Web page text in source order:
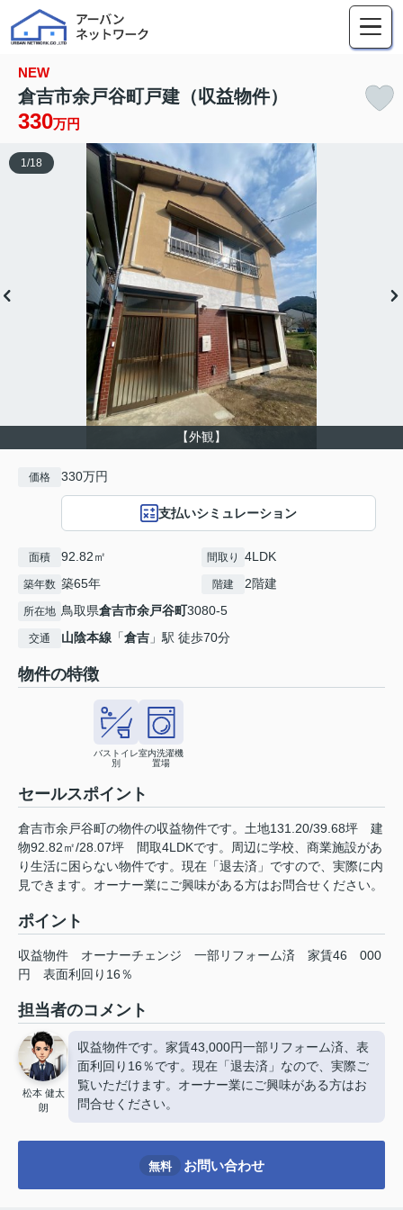
NEW
倉吉市余戸谷町戸建（収益物件）
330万円
【外観】
1 /18
価格 330万円
支払いシミュレーション
面積 92.82㎡ 間取り 4LDK
築年数 築65年 階建 2階建
所在地 鳥取県倉吉市余戸谷町3080-5
交通 山陰本線 「倉吉 」駅 徒歩70分
物件の特徴
バストイレ
別
室内洗濯機
置場
セールスポイント
倉吉市余戸谷町の物件の収益物件です。土地131.20/39.68坪 建
物92.82㎡/28.07坪 間取4LDKです。周辺に学校、商業施設があ
り生活に困らない物件です。現在「退去済」ですので、実際に内
見できます。オーナー業にご興味がある方はお問合せください。
ポイント
収益物件 オーナーチェンジ 一部リフォーム済 家賃46
000
円
表面利回り16％
担当者のコメント
松本 健太
朗
収益物件です。家賃43,000円一部リフォーム済、表
面利回り16％です。現在「退去済」なので、実際ご
覧いただけます。オーナー業にご興味がある方はお
問合せください。
無料 お問い合わせ